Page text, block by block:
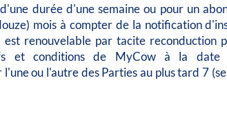
durée d'une semaine ou pour un
mois à compter de la notification
renouvelable par tacite reconduction
et conditions de MyCow à la date
ou l'autre des Parties au plus tard 7